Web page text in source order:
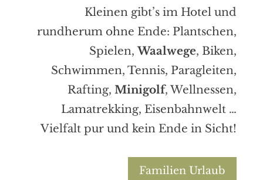
Kleinen gibt’s im Hotel und
rundherum ohne Ende: Plantschen,
Spielen,Waalwege, Biken,
Schwimmen, Tennis, Paragleiten,
Rafting, Minigolf, Wellnessen,
Lamatrekking, Eisenbahnwelt …
Vielfalt pur und kein Ende in Sicht!
Familien Urlaub